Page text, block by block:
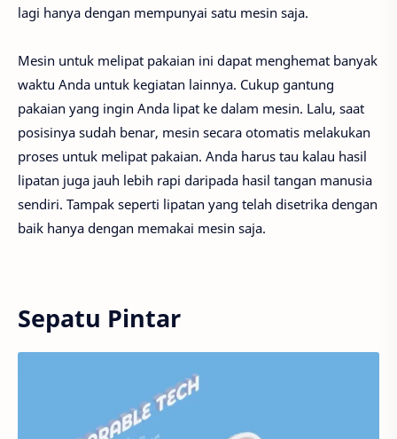
lagi hanya dengan mempunyai satu mesin saja.
Mesin untuk melipat pakaian ini dapat menghemat banyak
waktu Anda untuk kegiatan lainnya. Cukup gantung
pakaian yang ingin Anda lipat ke dalam mesin. Lalu, saat
posisinya sudah benar, mesin secara otomatis melakukan
proses untuk melipat pakaian. Anda harus tau kalau hasil
lipatan juga jauh lebih rapi daripada hasil tangan manusia
sendiri. Tampak seperti lipatan yang telah disetrika dengan
baik hanya dengan memakai mesin saja.
Sepatu Pintar